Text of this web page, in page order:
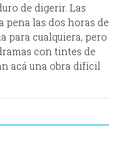
de digerir. Las
pena las dos horas de
para cualquiera, pero
con tintes de
acá una obra difícil